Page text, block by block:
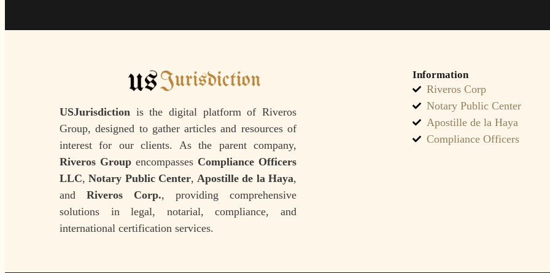
USJurisdiction is the digital platform of Riveros
Group, designed to gather articles and resources of
interest for our clients. As the parent company,
Riveros Group encompasses Compliance Officers
LLC,Notary Public Center, Apostille de la Haya,
and Riveros Corp., providing comprehensive
solutions in legal, notarial, compliance, and
international certification services.
Information
Riveros Corp
Notary Public Center
Apostille de la Haya
Compliance Officers